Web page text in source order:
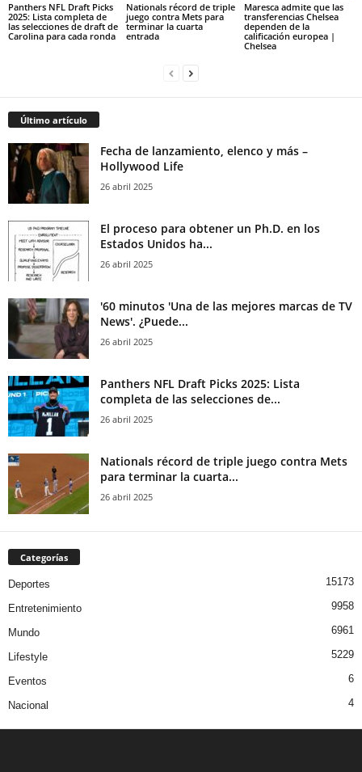
Panthers NFL Draft Picks
2025: Lista completa de
las selecciones de draft de
Carolina para cada ronda
Nationals récord de triple
juego contra Mets para
terminar la cuarta
entrada
Maresca admite que las
transferencias Chelsea
dependen de la
calificación europea |
Chelsea
Último artículo
Fecha de lanzamiento, elenco y más –
Hollywood Life
26 abril 2025
El proceso para obtener un Ph.D. en los
Estados Unidos ha...
26 abril 2025
'60 minutos 'Una de las mejores marcas de TV
News'. ¿Puede...
26 abril 2025
Panthers NFL Draft Picks 2025: Lista
completa de las selecciones de...
26 abril 2025
Nationals récord de triple juego contra Mets
para terminar la cuarta...
26 abril 2025
Categorías
Deportes 15173
Entretenimiento 9958
Mundo 6961
Lifestyle 5229
Eventos 6
Nacional 4